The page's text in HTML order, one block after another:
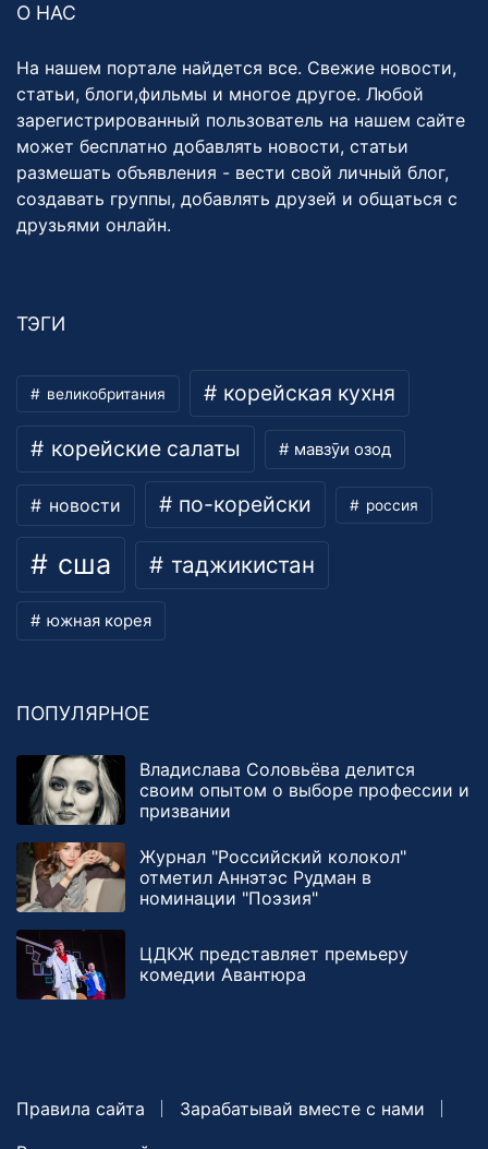
О НАС
На нашем портале найдется все. Свежие новости,
статьи, блоги,фильмы и многое другое. Любой
зарегистрированный пользователь на нашем сайте
может бесплатно добавлять новости, статьи
размешать объявления - вести свой личный блог,
создавать группы, добавлять друзей и общаться с
друзьями онлайн.
ТЭГИ
великобритания корейская кухня
корейские салаты мавзӯи озод
новости по-корейски россия
сша таджикистан
южная корея
ПОПУЛЯРНОЕ
Владислава Соловьёва делится
своим опытом о выборе профессии и
призвании
Журнал "Российский колокол"
отметил Аннэтэс Рудман в
номинации "Поэзия"
ЦДКЖ представляет премьеру
комедии Авантюра
Правила сайта
Зарабатывай вместе с нами